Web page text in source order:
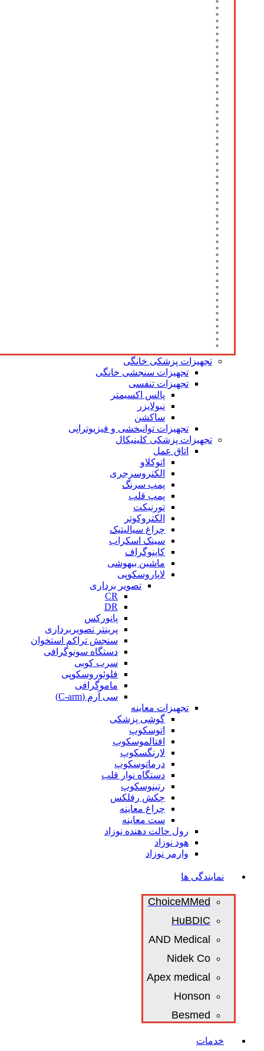
تجهیزات پزشکی خانگی
تجهیزات سنجشی خانگی
تجهیزات تنفسی
پالس اکسیمتر
نبولایزر
ساکشن
تجهیزات توانبخشی و فیزیوتراپی
تجهیزات پزشکی کلینیکال
اتاق عمل
اتوکلاو
الکتروسرجری
پمپ سرنگ
پمپ قلب
تورنیکت
الکتروکوتر
چراغ سیالیتیک
سینک اسکراب
کاپنوگراف
ماشین بیهوشی
لاپاروسکوپی
تصویر برداری
CR
DR
پانورکس
پرینتر تصویربرداری
سنجش تراکم استخوان
دستگاه سونوگرافی
سرب کوبی
فلوئوروسکوپی
ماموگرافی
سی آرم (C-arm)
تجهیزات معاینه
گوشی پزشکی
اتوسکوپ
افتالموسکوپ
لارنگسکوپ
درماتوسکوپ
دستگاه نوار قلب
رتینوسکوپ
چکش رفلکس
چراغ معاینه
ست معاینه
رول حالت دهنده نوزاد
هود نوزاد
وارمر نوزاد
نمایندگی ها
ChoiceMMed
HuBDIC
AND Medical
Nidek Co
Apex medical
Honson
Besmed
خدمات